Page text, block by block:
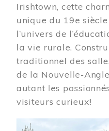
Irishtown, cette
unique du 19e
l’univers de
la vie rurale.
traditionnel des
de la Nouvelle-
autant les
visiteurs curieux!
Image